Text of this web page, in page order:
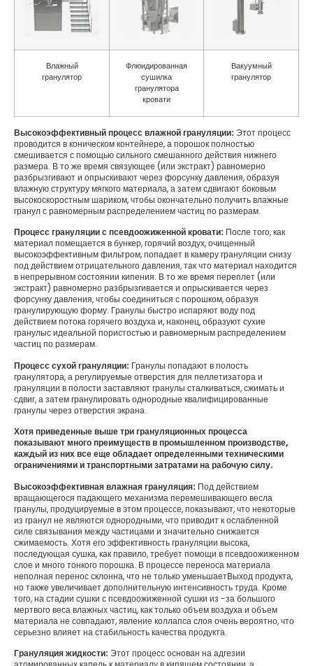
Влажный
гранулятор
Флюидированная
сушилка
гранулятора
кровати
Вакуумный
гранулятор
Высокоэффективный процесс влажной грануляции: Этот процесс
проводится в коническом контейнере, а порошок полностью
смешивается с помощью сильного смешанного действия нижнего
размера. В то же время связующее (или экстракт) равномерно
разбрызгивают и опрыскивают через форсунку давления, образуя
влажную структуру мягкого материала, а затем сдвигают боковым
высокоскоростным шариком, чтобы окончательно получить влажные
гранул с равномерным распределением частиц по размерам.
Процесс грануляции с псевдоожиженной кровати: После того, как
материал помещается в бункер, горячий воздух, очищенный
высокоэффективным фильтром, попадает в камеру грануляции снизу
под действием отрицательного давления, так что материал находится
в непрерывном состоянии кипения. В то же время переплет (или
экстракт) равномерно разбрызгивается и опрыскивается через
форсунку давления, чтобы соединиться с порошком, образуя
гранулирующую форму. Гранулы быстро испаряют воду под
действием потока горячего воздуха и, наконец, образуют сухие
гранулыс идеальной пористостью и равномерным распределением
частиц по размерам.
Процесс сухой грануляции: Гранулы попадают в полость
гранулятора, а регулируемые отверстия для пеллетизатора и
грануляции в полости заставляют гранулы сталкиваться, сжимать и
сдвиг, а затем гранулировать однородные квалифицированные
гранулы через отверстия экрана.
Хотя приведенные выше три грануляционных процесса
показывают много преимуществ в промышленном производстве,
каждый из них все еще обладает определенными техническими
ограничениями и транспортными затратами на рабочую силу.
Высокоэффективная влажная грануляция: Под действием
вращающегося падающего механизма перемешивающего весла
гранулы, продуцируемые в этом процессе, показывают, что некоторые
из гранул не являются однородными, что приводит к ослабленной
силе связывания между частицами и значительно снижается
сжимаемость. Хотя его эффективность грануляции высока,
последующая сушка, как правило, требует помощи в псевдоожиженном
слое и много тонкого порошка. В процессе переноса материала
неполная перенос склонна, что не только уменьшаетВыход продукта,
но также увеличивает дополнительную интенсивность труда. Кроме
того, на стадии сушки с псевдоожиженной сушки из -за большого
мертвого веса влажных частиц, как только объем воздуха и объем
материала не совпадают, явление коллапса слоя очень вероятно, что
серьезно влияет на стабильность качества продукта.
Грануляция жидкости: Этот процесс основан на адгезии